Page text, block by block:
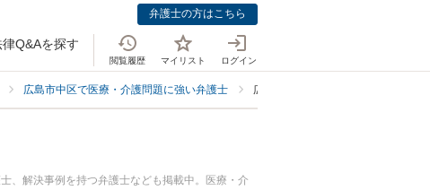
弁護士の方はこちら
律Q&Aを探す
閲覧履歴 マイリスト ログイン
広島市中区で医療・介護問題に強い弁護士 広島市中区で示談に強い弁護士
、解決事例を持つ弁護士なども掲載中。医療・介